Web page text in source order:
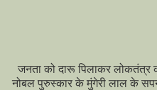
जनता को दारू पिलाकर लोकतंत्र
नोबल पुरुस्कार के मुंगेरी लाल के